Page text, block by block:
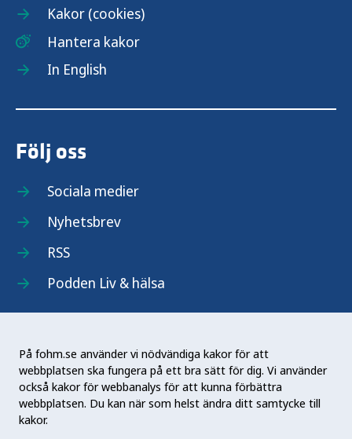
På fohm.se använder vi nödvändiga kakor för att
webbplatsen ska fungera på ett bra sätt för dig. Vi använder
också kakor för webbanalys för att kunna förbättra
webbplatsen. Du kan när som helst ändra ditt samtycke till
kakor.
Kakor (cookies)
Hantera kakor
In English
Följ oss
Sociala medier
Nyhetsbrev
RSS
Podden Liv & hälsa
Folkhälsomyndigheten (Fohm) är en nationell
kunskapsmyndighet som arbetar för en bättre
folkhälsa. Det gör myndigheten genom att